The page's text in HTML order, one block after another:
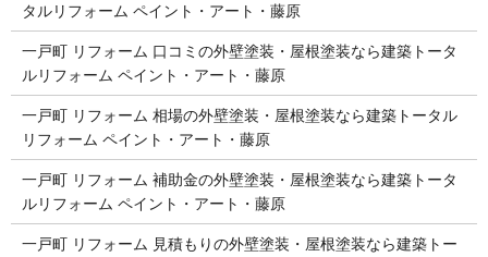
タルリフォーム ペイント・アート・藤原
一戸町 リフォーム 口コミの外壁塗装・屋根塗装なら建築トータ
ルリフォーム ペイント・アート・藤原
一戸町 リフォーム 相場の外壁塗装・屋根塗装なら建築トータル
リフォーム ペイント・アート・藤原
一戸町 リフォーム 補助金の外壁塗装・屋根塗装なら建築トータ
ルリフォーム ペイント・アート・藤原
一戸町 リフォーム 見積もりの外壁塗装・屋根塗装なら建築トー